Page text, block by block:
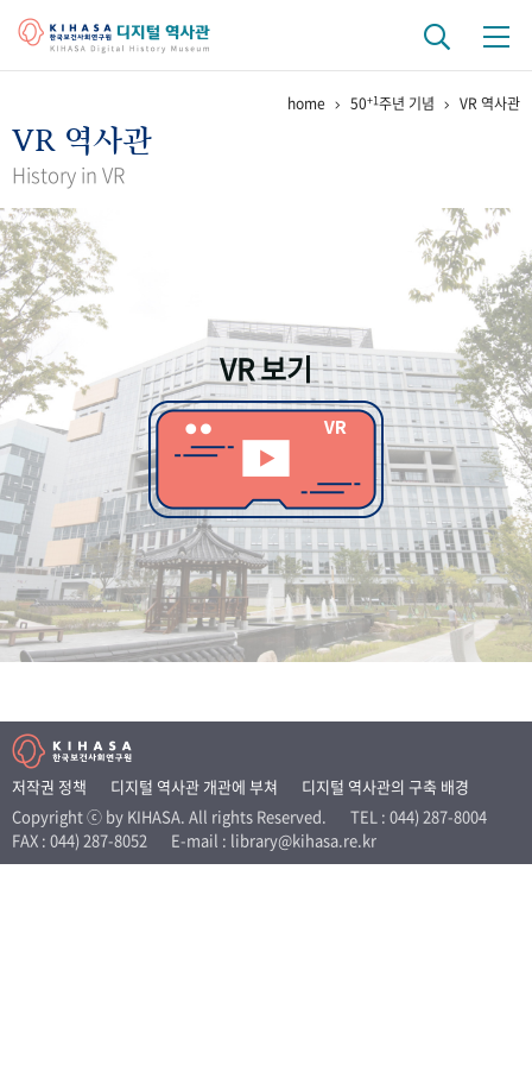
걸어온 길 기관 변천사
연구 역사
정책과 연구
간행물 변천사
기록물 아카이브
사진 아카이브 문서 기록물 행정박물 영상 기록물
50 주년 기념
성과 50선 숫자로 보는 50년 50 +1주년 광장
세계와 함께 한 KIHASA
VR 역사관
home 50+1주년 기념 VR 역사관
VR 역사관
History in VR
VR 보기
저작권 정책 디지털 역사관 개관에 부쳐
디지털 역사관의 구축 배경
Copyright ⓒ by KIHASA. All rights Reserved.
TEL : 044) 287-8004
FAX : 044) 287-8052
E-mail : library@kihasa.re.kr